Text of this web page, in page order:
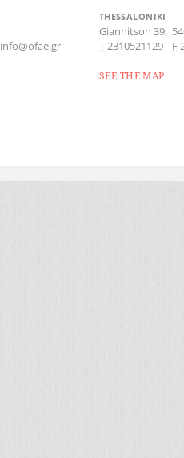
info@ofae.gr
THESSALONIKI
Giannitson 39,
Τ2310521129 F
SEE THE MAP